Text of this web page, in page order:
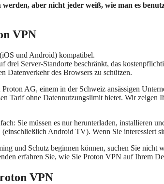
aber nicht jeder weiß, wie man es
VPN
und Android) kompatibel.
Server-Standorte beschränkt, das
Datenverkehr des Browsers zu schützen.
AG, einem in der Schweiz ansässigen
Tarif ohne Datennutzungslimit bietet. Wir
Sie müssen es nur herunterladen, installieren
Android TV). Wenn Sie interessiert
und Schutz beginnen können, suchen Sie nicht
erfahren Sie, wie Sie Proton VPN auf Ihrem
VPN